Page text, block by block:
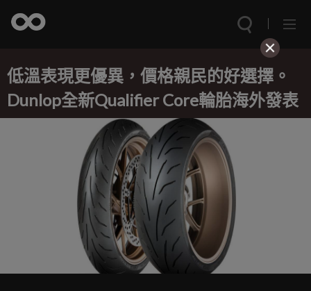
低溫表現更優異，價格親民的好選擇。
Dunlop全新Qualifier Core輪胎海外發表